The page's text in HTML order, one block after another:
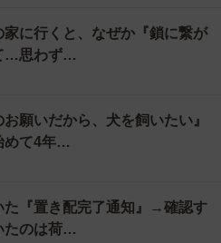
家に行くと、なぜか『鎖に繋が
…思わず…
願いだから、犬を飼いたい』
めて4年…
た『置き配完了通知』→確認す
たのは荷…